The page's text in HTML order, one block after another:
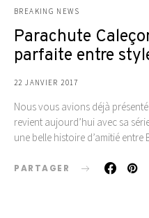
BREAKING NEWS
Parachute
parfaite entre
22 JANVIER 2017
Nous vous avions déjà
revient aujourd’hui avec sa
une belle histoire d’amitié
PARTAGER